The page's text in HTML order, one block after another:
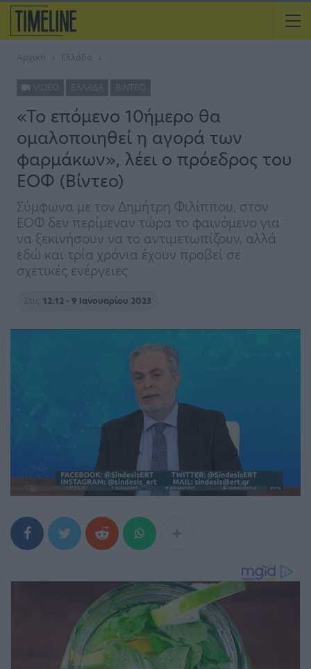
Αρχική Ελλάδα
ΕΛΛΆΔΑ ΒΊΝΤΕΟ
«Το επόμενο 10ήμερο θα
ομαλοποιηθεί η αγορά των
φαρμάκων», λέει ο πρόεδρος του
ΕΟΦ (Βίντεο)
Σύμφωνα με τον Δημήτρη Φιλίππου, στον
ΕΟΦ δεν περίμεναν τώρα το φαινόμενο για
να ξεκινήσουν να το αντιμετωπίζουν, αλλά
εδώ και τρία χρόνια έχουν προβεί σε
σχετικές ενέργειες
Στις 12:12 - 9 Ιανουαρίου 2023